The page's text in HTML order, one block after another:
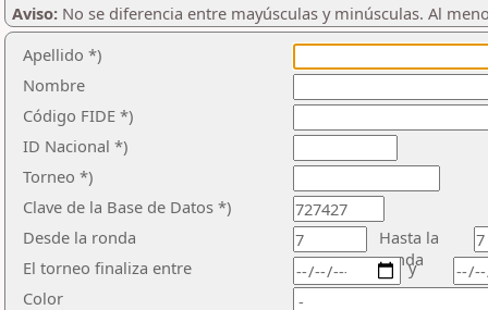
Aviso: No se diferencia entre mayúsculas y minúsculas. Al
Apellido *)
Nombre
Código FIDE *)
ID Nacional *)
Torneo *)
Clave de la Base de Datos *)
Desde la ronda
Hasta la
ronda
El torneo finaliza entre
Color
y